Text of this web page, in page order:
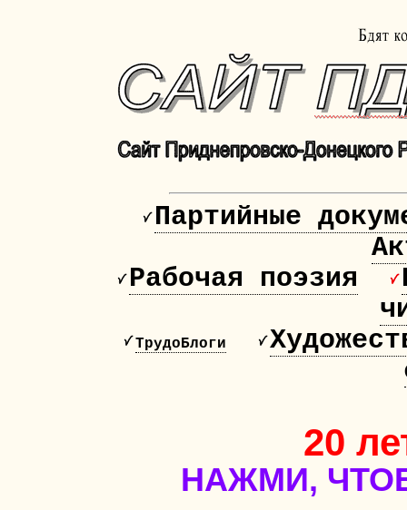
Партийные
Рабочая поэзия
ТрудоБлоги
20
НАЖМИ,